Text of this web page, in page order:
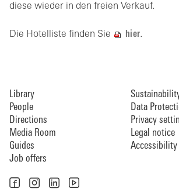
diese wieder in den freien Verkauf.
Die Hotelliste finden Sie hier.
Library
People
Directions
Media Room
Guides
Job offers
Data
Privacy
Legal notice
Accessibility